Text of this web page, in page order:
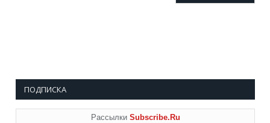
ПОДПИСКА
Рассылки Subscribe.Ru